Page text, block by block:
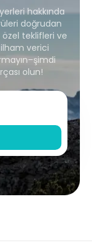
hakkında
doğrudan
özel teklifleri ve
verici
olun!